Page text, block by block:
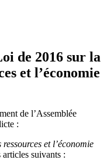
de 2016 sur la
et l’économie
de l’Assemblée
:
et l’économie
suivants :